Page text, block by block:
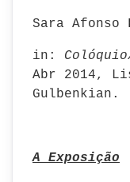
Sara Afonso
in:
Abr 2014,
Gulbenkian.
A Exposição